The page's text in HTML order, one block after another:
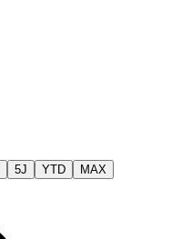
5J YTD MAX